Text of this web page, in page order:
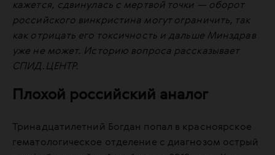
кажется, сдвинулась с мертвой точки — оборот
российского винкристина могут ограничить, так
как отрицать его токсичность и дальше Минздрав
уже не может. Историю вопроса рассказывает
СПИД.ЦЕНТР.
Плохой российский аналог
Тринадцатилетний Богдан попал в красноярское
гематологическое отделение с диагнозом острый